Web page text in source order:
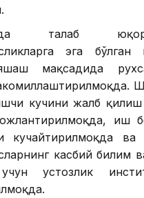
талаб
эга
мақсадида
кучини жалб қилиш
иш
кучайтирилмоқда ва
касбий билим
устозлик